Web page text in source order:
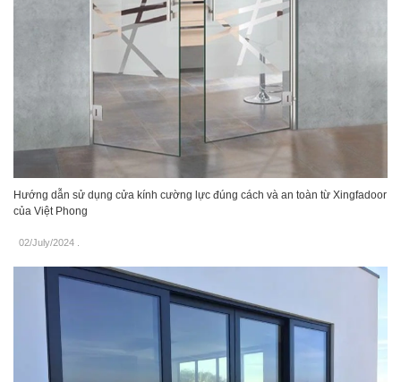
Hướng dẫn sử dụng cửa kính cường lực đúng cách và an toàn từ Xingfadoor
của Việt Phong
02/July/2024 .